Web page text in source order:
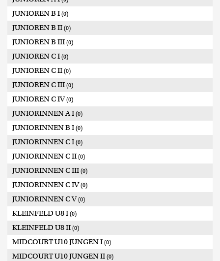
JUNIOREN B I (0)
JUNIOREN B II (0)
JUNIOREN B III (0)
JUNIOREN C I (0)
JUNIOREN C II (0)
JUNIOREN C III (0)
JUNIOREN C IV(0)
JUNIORINNEN A I (0)
JUNIORINNEN B I (0)
JUNIORINNEN C I (0)
JUNIORINNEN C II (0)
JUNIORINNEN C III (0)
JUNIORINNEN C IV(0)
JUNIORINNEN C V(0)
KLEINFELD U8 I (0)
KLEINFELD U8 II (0)
MIDCOURT U10 JUNGEN I (0)
MIDCOURT U10 JUNGEN II (0)